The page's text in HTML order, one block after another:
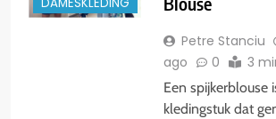
Petre Stanciu
ago
0 3
Een spijkerblouse
kledingstuk dat